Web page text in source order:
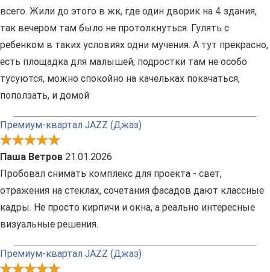
всего. Жили до этого в жк, где один дворик на 4 здания,
так вечером там было не протолкнуться. Гулять с
ребенком в таких условиях одни мучения. А тут прекрасно,
есть площадка для малышей, подростки там не особо
тусуются, можно спокойно на качельках покачаться,
поползать, и домой
Премиум-квартал JAZZ (Джаз)
Паша Ветров 21.01.2026
Пробовал снимать комплекс для проекта - свет,
отражения на стеклах, сочетания фасадов дают классные
кадры. Не просто кирпичи и окна, а реально интересные
визуальные решения.
Премиум-квартал JAZZ (Джаз)